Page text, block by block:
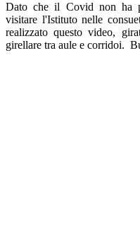
Dato che il Covid non ha
visitare l'Istituto nelle
realizzato questo video,
girellare tra aule e corridoi.